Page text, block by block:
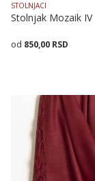
STOLNJACI
Stolnjak Mozaik IV
850,00 RSD